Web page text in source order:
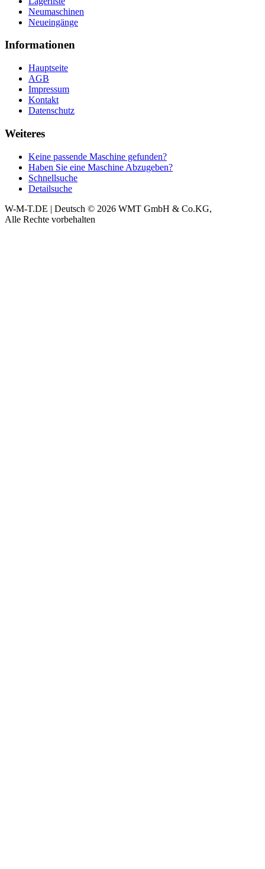
Neumaschinen
Neueingänge
Informationen
Hauptseite
AGB
Impressum
Kontakt
Datenschutz
Weiteres
Keine passende Maschine gefunden?
Haben Sie eine Maschine Abzugeben?
Schnellsuche
Detailsuche
W-M-T.DE | Deutsch © 2026 WMT GmbH & Co.KG,
Alle Rechte vorbehalten